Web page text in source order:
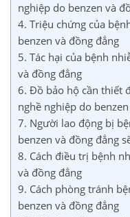
nghiệp do benzen và
4. Triệu chứng của
benzen và đồng đẳng
5. Tác hại của bệnh
và đồng đẳng
6. Đồ bảo hộ cần thiết
nghề nghiệp do
7. Người lao động bị
benzen và đồng đẳng
8. Cách điều trị bệnh
và đồng đẳng
9. Cách phòng tránh
benzen và đồng đẳng